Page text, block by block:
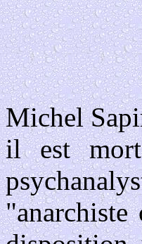
Michel
il est
"anarchiste